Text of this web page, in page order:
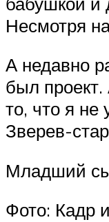
Несмотря
А недавно
был проект.
то, что я
Зверев-
Младший
Фото: Кадр